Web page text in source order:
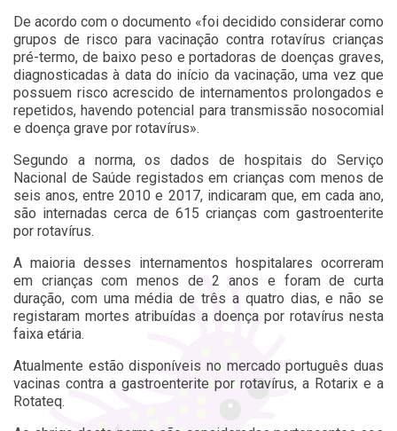
De acordo com o documento «foi decidido considerar como
grupos de risco para vacinação contra rotavírus crianças
pré-termo, de baixo peso e portadoras de doenças graves,
diagnosticadas à data do início da vacinação, uma vez que
possuem risco acrescido de internamentos prolongados e
repetidos, havendo potencial para transmissão nosocomial
e doença grave por rotavírus».
Segundo a norma, os dados de hospitais do Serviço
Nacional de Saúde registados em crianças com menos de
seis anos, entre 2010 e 2017, indicaram que, em cada ano,
são internadas cerca de 615 crianças com gastroenterite
por rotavírus.
A maioria desses internamentos hospitalares ocorreram
em crianças com menos de 2 anos e foram de curta
duração, com uma média de três a quatro dias, e não se
registaram mortes atribuídas a doença por rotavírus nesta
faixa etária.
Atualmente estão disponíveis no mercado português duas
vacinas contra a gastroenterite por rotavírus, a Rotarix e a
Rotateq.